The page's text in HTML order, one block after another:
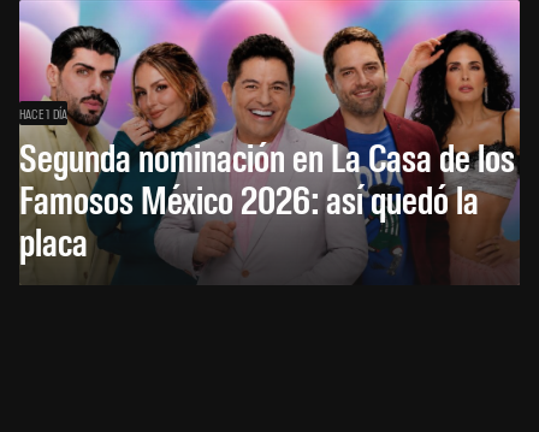
HACE 1 DÍA
Segunda nominación en La Casa de los
Famosos México 2026: así quedó la
placa